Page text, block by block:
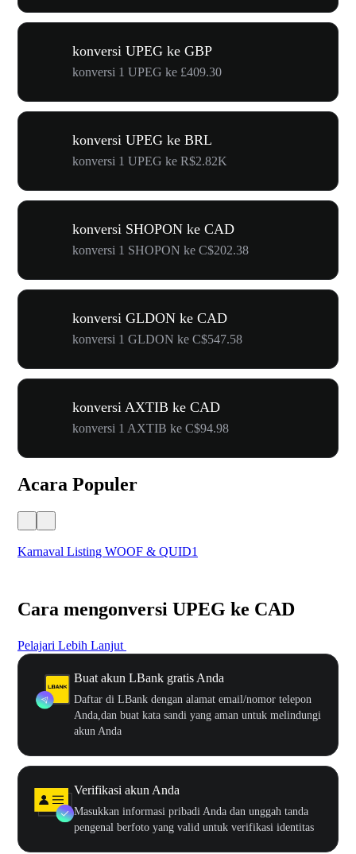
konversi UPEG ke GBP
konversi 1 UPEG ke £409.30
konversi UPEG ke BRL
konversi 1 UPEG ke R$2.82K
konversi SHOPON ke CAD
konversi 1 SHOPON ke C$202.38
konversi GLDON ke CAD
konversi 1 GLDON ke C$547.58
konversi AXTIB ke CAD
konversi 1 AXTIB ke C$94.98
Acara Populer
Karnaval Listing WOOF & QUID1
Cara mengonversi UPEG ke CAD
Pelajari Lebih Lanjut
Buat akun LBank gratis Anda
Daftar di LBank dengan alamat email/nomor telepon
Anda,dan buat kata sandi yang aman untuk melindungi
akun Anda
Verifikasi akun Anda
Masukkan informasi pribadi Anda dan unggah tanda
pengenal berfoto yang valid untuk verifikasi identitas